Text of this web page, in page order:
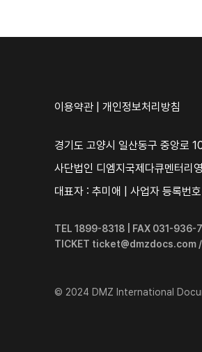
이용약관 개인정보처리방침
경기도 고양시 일산동구 중앙로
사단법인 디엠지국제다큐멘터리
대표자 : 추미애 | 사업자 등록번
TEL 1899-8318 | FAX 031-
TICKET
© 2024 DMZ International